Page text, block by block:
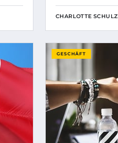
CHARLOTTE SCHULZ
GESCHÄFT